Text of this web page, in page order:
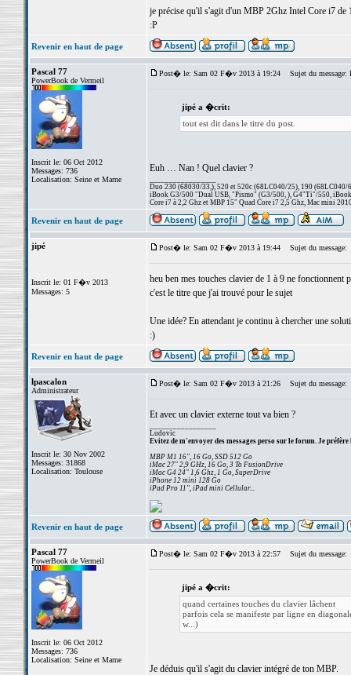
je précise qu'il s'agit d'un MBP 2Ghz Intel Core i7 de
:P
Revenir en haut de page
Pascal 77
PowerBook de Vermeil
Inscrit le: 06 Oct 2012
Messages: 736
Localisation: Seine et Marne
Post� le: Sam 02 F�v 2013 à 19:24 Sujet du message:
jipé a �crit:
tout est dit dans le titre du post.
Euh … Nan ! Quel clavier ?
Duo 230 (68030/33,), 520 et 520c (68LC040/25), 190 (68LC040/
iBook G3/500 "Dual USB, "Pismo" (G3/500, ), G4"Ti"/550,
Core i7 à 2,2 Ghz et MBP 15" Quad Core i7 2,5 Ghz, Mac mini
Revenir en haut de page
jipé
Inscrit le: 01 F�v 2013
Messages: 5
Post� le: Sam 02 F�v 2013 à 19:44 Sujet du message:
heu ben mes touches clavier de 1 à 9 ne
c'est le titre que j'ai trouvé pour le sujet
Une idée? En attendant je continu à chercher une
:)
Revenir en haut de page
lpascalon
Administrateur
Inscrit le: 30 Nov 2002
Messages: 31868
Localisation: Toulouse
Post� le: Sam 02 F�v 2013 à 21:26 Sujet du message:
Et avec un clavier externe tout va bien ?
Ludovic
Evitez de m'envoyer des messages perso sur le forum. Je préfère
MBP M1 16", 16 Go, SSD 512 Go
iMac 27" 2,9 GHz, 16 Go, 3 To FusionDrive
iMac G4 24" 1,6 Ghz, 1 Go, SuperDrive
iPhone 12 mini 128 Go
iPad Pro 11", iPad mini Cellular...
Revenir en haut de page
Pascal 77
PowerBook de Vermeil
Inscrit le: 06 Oct 2012
Messages: 736
Localisation: Seine et Marne
Post� le: Sam 02 F�v 2013 à 22:57 Sujet du message:
jipé a �crit:
quand certaines touches du clavier lâchent
parfois cela se manifeste par ligne en
w...)
Je déduis qu'il s'agit du clavier intégré de ton MBP.